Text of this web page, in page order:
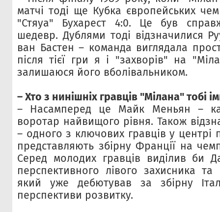
матчі тоді ще Кубка європейських
"Стяуа" Бухарест 4:0. Це був
шедевр. Дублями тоді відзначилися
ван Бастен – команда виглядала
після тієї гри я і "захворів" на
залишаюся його вболівальником.
– Хто з нинішніх гравців "Мілана" тобі
– Насамперед це Майк Меньян –
воротар найвищого рівня. Також
– одного з ключових гравців у центрі
представляють збірну Франції на
Серед молодих гравців виділив би
перспективного лівого захисника та
який уже дебютував за збірну
перспективи розвитку.